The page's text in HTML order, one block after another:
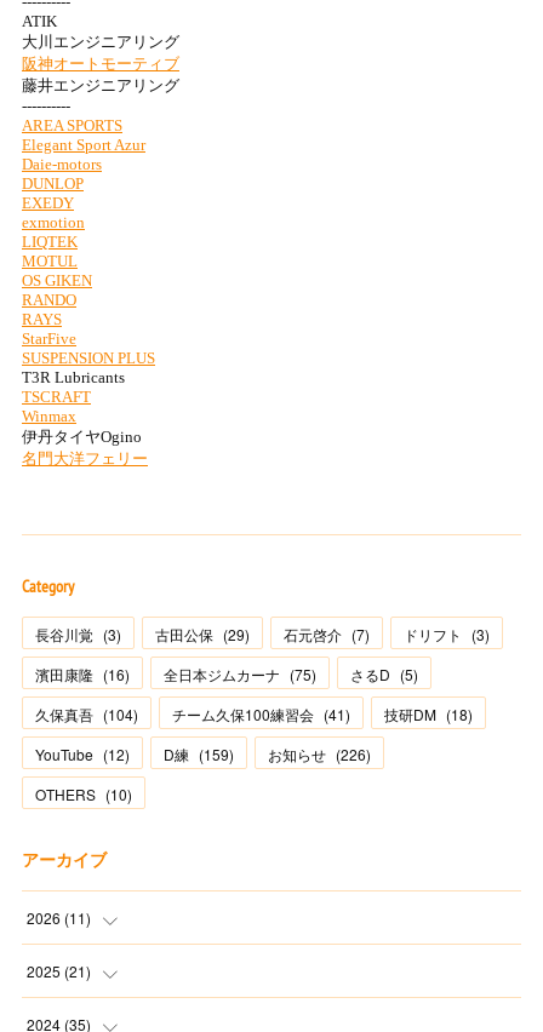
Category
長谷川覚 (3) 古田公保 (29) 石元啓介 (7) ドリフト (3)
濱田康隆 (16) 全日本ジムカーナ (75) さるD (5)
久保真吾 (104) チーム久保100練習会 (41) 技研DM (18)
YouTube (12) D練 (159) お知らせ (226)
OTHERS (10)
アーカイブ
2026 (11)
(2
(1
2025 (21)
(1
2024 (35)